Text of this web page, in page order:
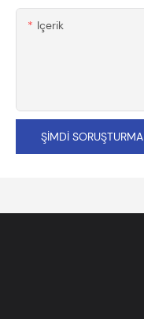
Içerik
ŞIMDI SORUŞTURMA